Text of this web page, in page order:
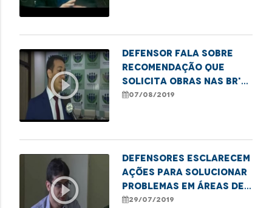
play_circle_outline
Defensor fala sobre
recomendação que
solicita obras nas BR's
135 e 222
07/08/2019
play_circle_outline
Defensores esclarecem
ações para solucionar
problemas em áreas de
risco
29/07/2019